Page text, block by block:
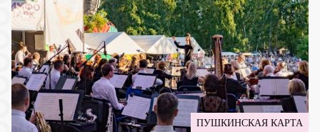
ПУШКИНСКАЯ КАРТА